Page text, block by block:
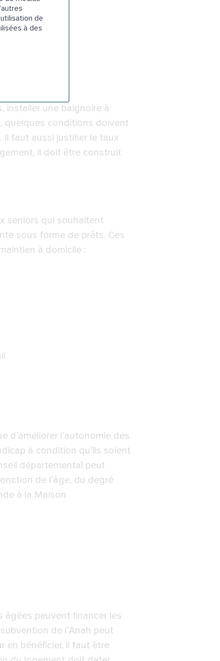
de
à des
installer une baignoire à
quelques conditions doivent
faut aussi justifier le taux
il doit être construit
seniors qui souhaitent
sous forme de prêts. Ces
à domicile :
d’améliorer l’autonomie des
à condition qu’ils soient
départemental peut
de l’âge, du degré
à la Maison
âgées peuvent financer les
de l’Anah peut
en bénéficier, il faut être